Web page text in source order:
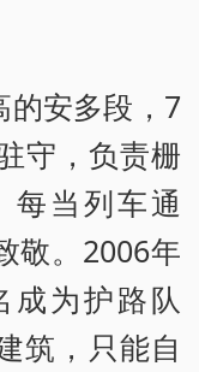
的安多段，7
守，负责栅
每当列车通
敬。2006年
成为护路队
筑，只能自